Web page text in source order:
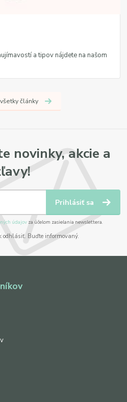
a tipov nájdete na našom
články
novinky, akcie a
Prihlásiť sa
údajov za účelom zasielania newslettera.
odhlásiť. Buďte informovaný.